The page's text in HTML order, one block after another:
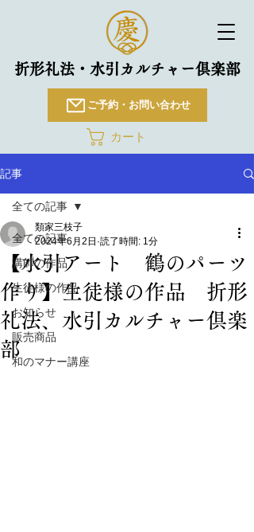
折形礼法・水引カルチャー倶楽部
ご予約・お問い合わせ
カート
記事
全ての記事
講師の作品
生徒様の作品
お知らせ
販売商品
和のマナー講座
全ての記事
【水引アート 鶴のパーツ
作り】生徒様の作品 折形
礼法、水引カルチャー倶楽
部
類家三枝子
2024年6月2日 読了時間: 1分